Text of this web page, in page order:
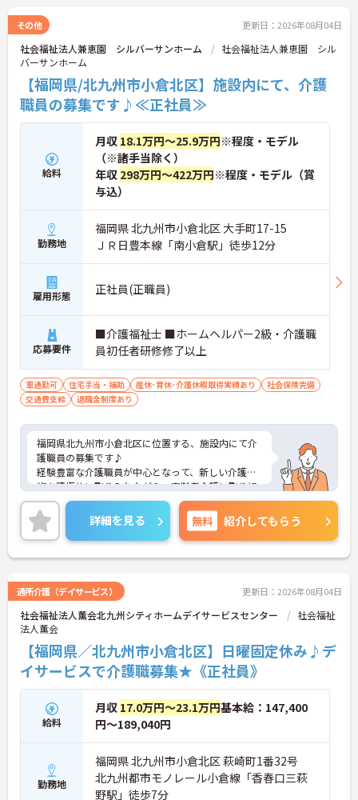
ます。
その他 更新日：2026年08月04日
社会福祉法人兼恵園 シルバーサンホーム
社会福祉法人兼恵園 シル
バーサンホーム
【福岡県/北九州市小倉北区】施設内にて、介護
職員の募集です♪≪正社員≫
給料
月収 18.1万円～25.9万円※程度・モデル
（※諸手当除く）
年収 298万円～422万円※程度・モデル（賞
与込）
勤務地
福岡県 北九州市小倉北区 大手町17-15
ＪＲ日豊本線「南小倉駅」徒歩12分
雇用形態 正社員(正職員)
応募要件
■介護福祉士 ■ホームヘルパー2級・介護職
員初任者研修修了以上
車通勤可 住宅手当・補助 産休･育休･介護休暇取得実績あり
社会保険完備
交通費支給
退職金制度あり
福岡県北九州市小倉北区に位置する、施設内にて介
護職員の募集です♪
経験豊富な介護職員が中心となって、新しい介護技
術を積極的に取り入れながら、高齢者介護に取り組
んでいます。
新人教育はもとより、外部講師や法人幹部講師によ
る全職員を対象とした内部研修を毎月1回行ってい
ます。
ご興味ある方には、面接のポイントなど、さらに詳
詳細を見る 無料 紹介してもらう
通所介護（デイサービス） 更新日：2026年08月04日
社会福祉法人薫会北九州シティホームデイサービスセンター
社会福祉
法人薫会
【福岡県／北九州市小倉北区】日曜固定休み♪デ
イサービスで介護職募集★《正社員》
給料
月収 17.0万円～23.1万円基本給：147,400
円～189,040円
勤務地
福岡県 北九州市小倉北区 萩崎町1番32号
北九州都市モノレール小倉線「香春口三萩
野駅」徒歩7分